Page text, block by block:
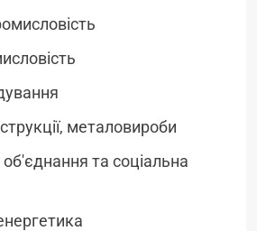
металовироби
та соціальна